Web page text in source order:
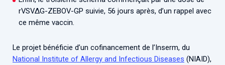
rVSVΔG-ZEBOV-GP suivie, 56 jours après, d’un rappel avec
ce même vaccin.
Le projet bénéficie d’un cofinancement de l’Inserm, du
National Institute of Allergy and Infectious Diseases (NIAID),